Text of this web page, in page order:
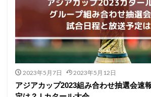
2023年5月7日 2023年5月12日
アジアカップ2023組み合わせ抽選会速